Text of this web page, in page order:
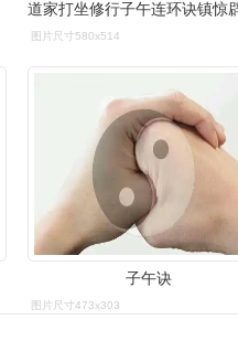
图片尺寸580x514
子午诀
图片尺寸473x303